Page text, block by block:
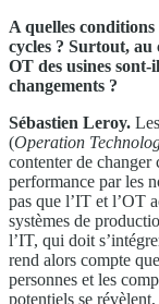
A quelles conditions
cycles ? Surtout, au
OT des usines
changements ?
Sébastien Leroy.
(Operation
contenter de
performance par les
pas que l’IT et l’OT
systèmes de
l’IT, qui doit
rend alors compte
personnes et les
potentiels se